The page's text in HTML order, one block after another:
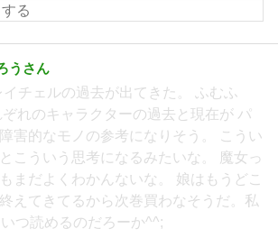
うさん
イチェルの過去が出てきた。 ふむふ
れのキャラクターの過去と現在が パ
害的なモノの参考になりそう。 こうい
こういう思考になるみたいな。 魔女っ
まだよくわかんないな。 娘はもうどこ
えてきてるから次巻買わなそうだ。私
つ読めるのだろーか^^;